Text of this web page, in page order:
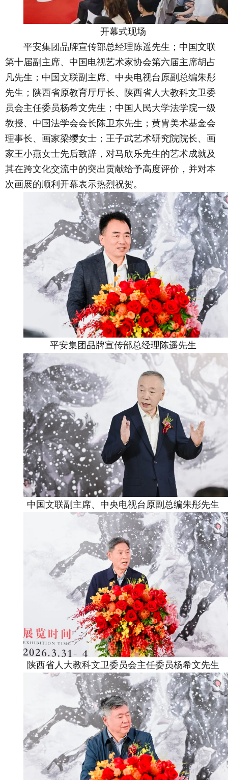
开幕式现场
平安集团品牌宣传部总经理陈遥先生；中国文联
第十届副主席、中国电视艺术家协会第六届主席胡占
凡先生；中国文联副主席、中央电视台原副总编朱彤
先生；陕西省原教育厅厅长、陕西省人大教科文卫委
员会主任委员杨希文先生；中国人民大学法学院一级
教授、中国法学会会长陈卫东先生；黄胄美术基金会
理事长、画家梁缨女士；王子武艺术研究院院长、画
家王小燕女士先后致辞，对马欣乐先生的艺术成就及
其在跨文化交流中的突出贡献给予高度评价，并对本
次画展的顺利开幕表示热烈祝贺。
平安集团品牌宣传部总经理陈遥先生
中国文联副主席、中央电视台原副总编朱彤先生
陕西省人大教科文卫委员会主任委员杨希文先生